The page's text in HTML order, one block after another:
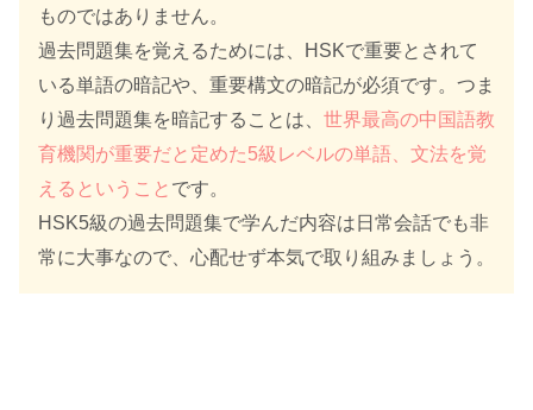
ものではありません。
過去問題集を覚えるためには、HSKで重要とされて
いる単語の暗記や、重要構文の暗記が必須です。つま
り過去問題集を暗記することは、 世界最高の中国語教
育機関が重要だと定めた5級レベルの単語、文法を覚
えるということ です。
HSK5級の過去問題集で学んだ内容は日常会話でも非
常に大事なので、心配せず本気で取り組みましょう。